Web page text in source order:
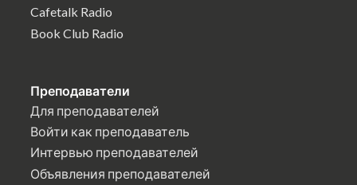
Cafetalk Radio
Book Club Radio
Преподаватели
Для преподавателей
Войти как преподаватель
Интервью преподавателей
Объявления преподавателей